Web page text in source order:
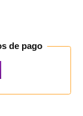
de pago